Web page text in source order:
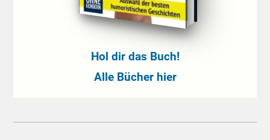
Hol dir das Buch!
Alle Bücher hier